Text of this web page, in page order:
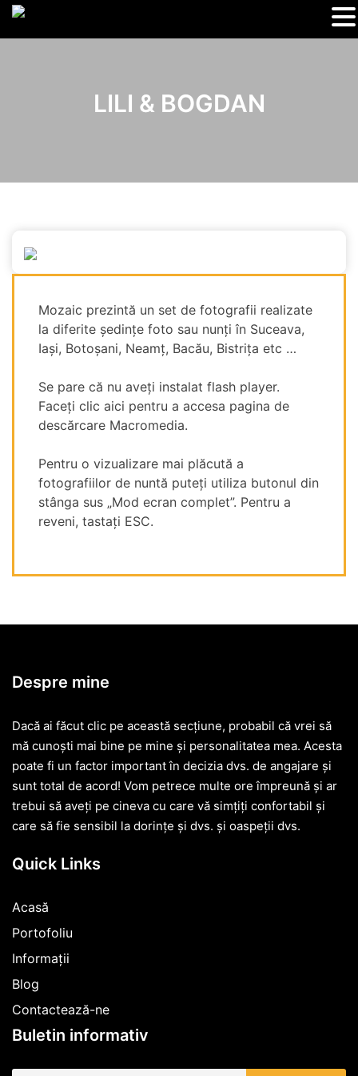
LILI & BOGDAN
Mozaic prezintă un set de fotografii realizate
la diferite ședințe foto sau nunți în Suceava,
Iași, Botoșani, Neamț, Bacău, Bistrița etc …
Se pare că nu aveți instalat flash player.
Faceți clic aici pentru a accesa pagina de
descărcare Macromedia.
Pentru o vizualizare mai plăcută a
fotografiilor de nuntă puteți utiliza butonul din
stânga sus „Mod ecran complet”. Pentru a
reveni, tastați ESC.
Despre mine
Dacă ai făcut clic pe această secțiune, probabil că vrei să
mă cunoști mai bine pe mine și personalitatea mea. Acesta
poate fi un factor important în decizia dvs. de angajare și
sunt total de acord! Vom petrece multe ore împreună și ar
trebui să aveți pe cineva cu care vă simțiți confortabil și
care să fie sensibil la dorințe și dvs. și oaspeții dvs.
Quick Links
Acasă
Portofoliu
Informații
Blog
Contactează-ne
Buletin informativ